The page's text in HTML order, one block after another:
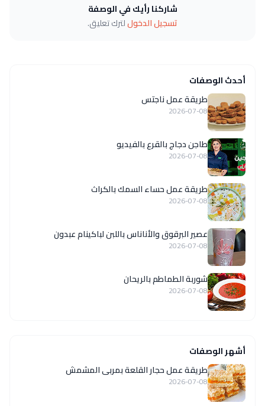
شاركنا رأيك في الوصفة
تسجيل الدخوللترك تعليق.
أحدث الوصفات
طريقة عمل ناجتس
2026-07-08
طاجن دجاج بالقرع بالفيديو
2026-07-08
طريقة عمل حساء السمك بالكراث
2026-07-08
عصير البرقوق والأناناس باللبن لباكينام عبدون
2026-07-08
شوربة الطماطم بالريحان
2026-07-08
أشهر الوصفات
طريقة عمل حجار القلعة بمربى المشمش
2026-07-08